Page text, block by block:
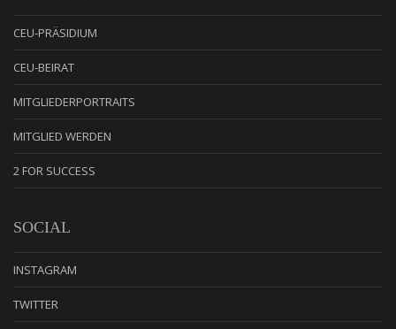
CEU-PRÄSIDIUM
CEU-BEIRAT
MITGLIEDERPORTRAITS
MITGLIED WERDEN
2 FOR SUCCESS
SOCIAL
INSTAGRAM
TWITTER